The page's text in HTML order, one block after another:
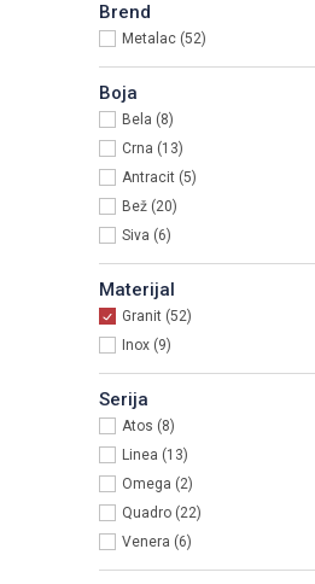
Brend
Metalac (52)
Boja
Bela (8)
Crna (13)
Antracit (5)
Bež (20)
Siva (6)
Materijal
Granit (52)
Inox (9)
Serija
Atos (8)
Linea (13)
Omega (2)
Quadro (22)
Venera (6)